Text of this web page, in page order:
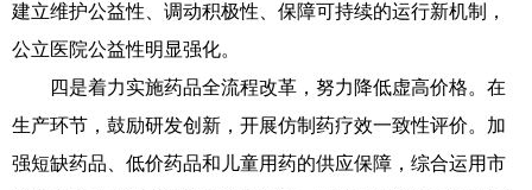
建立维护公益性、调动积极性、保障可持续的运行新机制，
公立医院公益性明显强化。
四是着力实施药品全流程改革，努力降低虚高价格。在
生产环节，鼓励研发创新，开展仿制药疗效一致性评价。加
强短缺药品、低价药品和儿童用药的供应保障，综合运用市